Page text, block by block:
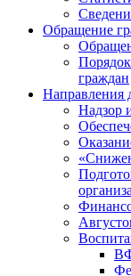
Обращение
граждан
Направления
Надзор